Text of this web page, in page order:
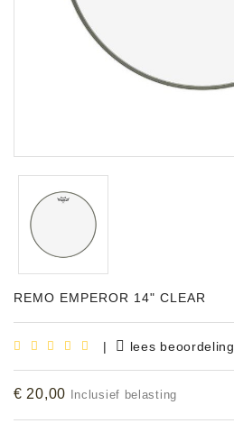
Opname
Apparatuur
Blaasinstrumenten
Microfoons
Versterking
Instrumenten
Shop
Bladmuziek
Accessoires
REMO EMPEROR 14" CLEAR
| lees beoordeling
€ 20,00 Inclusief belasting